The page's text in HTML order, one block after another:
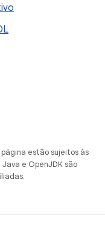
estão sujeitos às
. Java e OpenJDK são